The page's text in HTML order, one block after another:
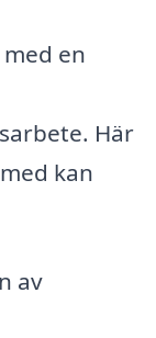
en
Här
kan
av